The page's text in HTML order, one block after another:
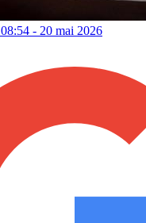
08:54 - 20 mai 2026